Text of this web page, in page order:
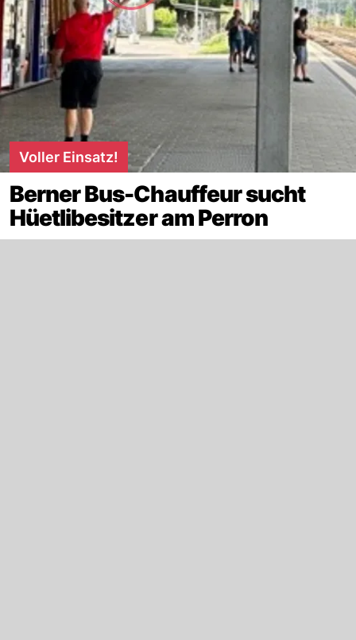
Voller Einsatz!
Berner Bus-Chauffeur sucht
Hüetlibesitzer am Perron